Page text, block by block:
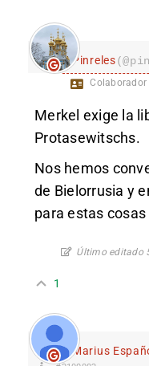
Pinreles
Colaborador
Merkel exige la
Protasewitschs.
Nos hemos
de Bielorrusia y
para estas
Último editado
1
Marius